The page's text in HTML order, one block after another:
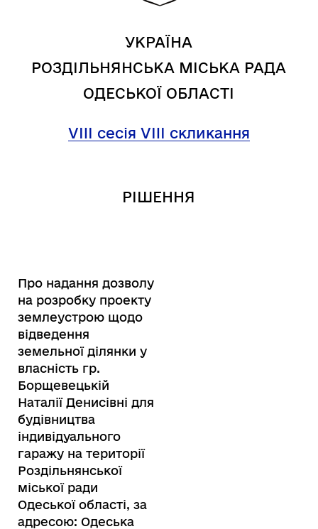
УКРАЇНА
РОЗДІЛЬНЯНСЬКА МІСЬКА РАДА
ОДЕСЬКОЇ ОБЛАСТІ
VIII сесія VIII скликання
РІШЕННЯ
Про надання дозволу
на розробку проекту
землеустрою щодо
відведення
земельної ділянки у
власність гр.
Борщевецькій
Наталії Денисівні для
будівництва
індивідуального
гаражу на території
Роздільнянської
міської ради
Одеської області, за
адресою: Одеська